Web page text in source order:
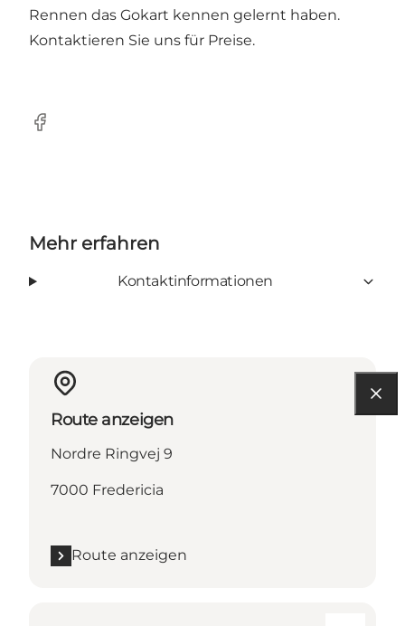
Rennen das Gokart kennen gelernt haben.
Kontaktieren Sie uns für Preise.
Facebook
Mehr erfahren
Kontaktinformationen
Route anzeigen
Nordre Ringvej 9
7000 Fredericia
Route anzeigen